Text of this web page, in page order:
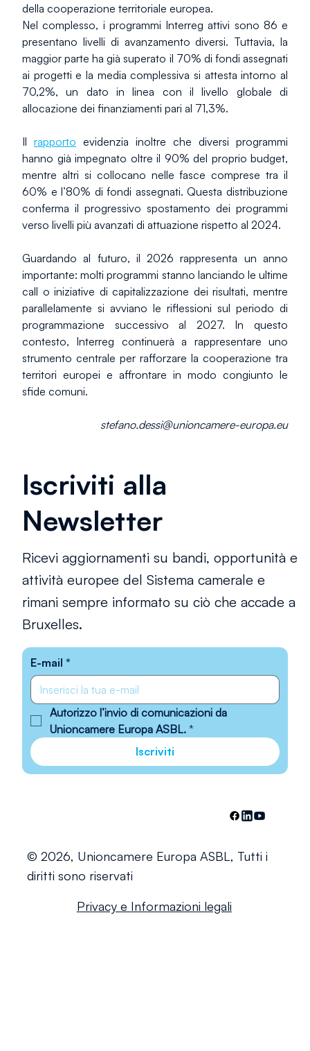
della cooperazione territoriale europea.
Nel complesso, i programmi Interreg attivi sono 86 e
presentano livelli di avanzamento diversi. Tuttavia, la
maggior parte ha già superato il 70% di fondi assegnati
ai progetti e la media complessiva si attesta intorno al
70,2%, un dato in linea con il livello globale di
allocazione dei finanziamenti pari al 71,3%.
Il rapporto evidenzia inoltre che diversi programmi
hanno già impegnato oltre il 90% del proprio budget,
mentre altri si collocano nelle fasce comprese tra il
60% e l’80% di fondi assegnati. Questa distribuzione
conferma il progressivo spostamento dei programmi
verso livelli più avanzati di attuazione rispetto al 2024.
Guardando al futuro, il 2026 rappresenta un anno
importante: molti programmi stanno lanciando le ultime
call o iniziative di capitalizzazione dei risultati, mentre
parallelamente si avviano le riflessioni sul periodo di
programmazione successivo al 2027. In questo
contesto, Interreg continuerà a rappresentare uno
strumento centrale per rafforzare la cooperazione tra
territori europei e affrontare in modo congiunto le
sfide comuni.
stefano.dessi@unioncamere-europa.eu
© 2026, Unioncamere Europa ASBL, Tutti i
diritti sono riservati
Privacy e Informazioni legali
E-mail *
Autorizzo l’invio di comunicazioni da
Unioncamere Europa ASBL. *
Iscriviti
Iscriviti alla
Newsletter
Ricevi aggiornamenti su bandi, opportunità e
attività europee del Sistema camerale e
rimani sempre informato su ciò che accade a
Bruxelles.